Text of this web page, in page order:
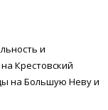
и
Крестовский
на Большую Неву и